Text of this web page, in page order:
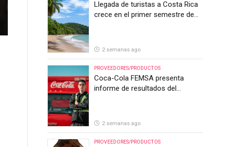
Llegada de turistas a Costa Rica
crece en el primer semestre de
2 semanas ago
PROVEEDORES/PRODUCTOS
Coca-Cola FEMSA presenta
informe de resultados del
2 semanas ago
PROVEEDORES/PRODUCTOS